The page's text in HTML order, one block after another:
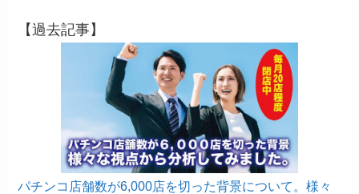
【過去記事】
パチンコ店舗数が6,000店を切った背景について。様々